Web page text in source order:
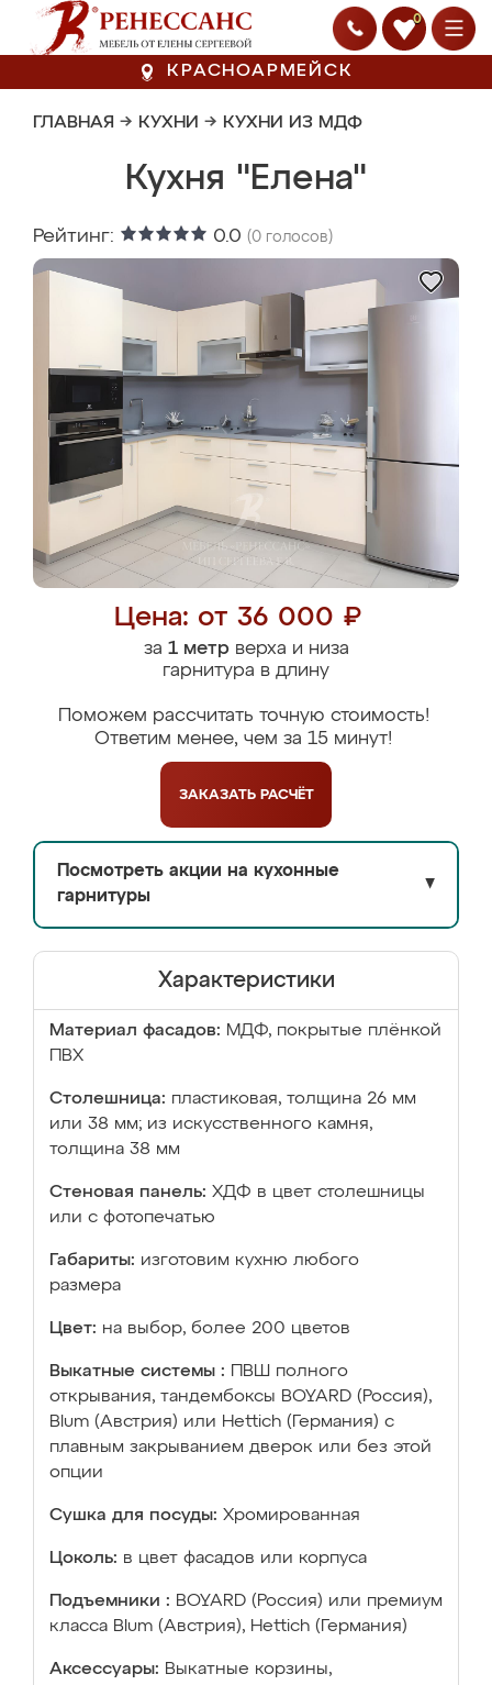
0
КРАСНОАРМЕЙСК
ГЛАВНАЯ → КУХНИ → КУХНИ ИЗ МДФ
Кухня "Елена"
Рейтинг: 0.0 (0 голосов)
Цена: от 36 000 ₽
за 1 метрверха и низа
гарнитура в длину
Поможем рассчитать точную стоимость!
Ответим менее, чем за 15 минут!
ЗАКАЗАТЬ РАСЧЁТ
Посмотреть акции на кухонные
гарнитуры
▼
Характеристики
Материал фасадов: МДФ, покрытые плёнкой
ПВХ
Столешница: пластиковая, толщина 26 мм
или 38 мм; из искусственного камня,
толщина 38 мм
Стеновая панель: ХДФ в цвет столешницы
или с фотопечатью
Габариты: изготовим кухню любого
размера
Цвет: на выбор, более 200 цветов
Выкатные системы :
ПВШ полного
открывания, тандембоксы BOYARD (Россия),
Blum (Австрия) или Hettich (Германия) с
плавным закрыванием дверок или без этой
опции
Сушка для посуды: Хромированная
Цоколь: в цвет фасадов или корпуса
Подъемники : BOYARD (Россия) или премиум
класса Blum (Австрия), Hettich (Германия)
Аксессуары: Выкатные корзины,